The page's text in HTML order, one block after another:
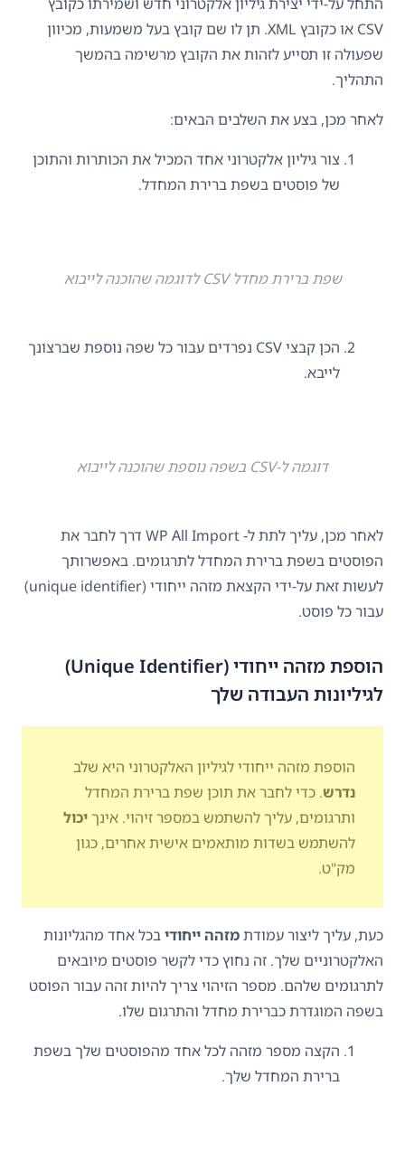
CSV או כקובץ XML. תן לו שם קובץ בעל משמעות, מכיוון
שפעולה זו תסייע לזהות את הקובץ מרשימה בהמשך
התהליך.
לאחר מכן, בצע את השלבים הבאים:
צור גיליון אלקטרוני אחד המכיל את הכותרות והתוכן
של פוסטים בשפת ברירת המחדל.
שפת ברירת מחדל CSV לדוגמה שהוכנה לייבוא
הכן קבצי CSV נפרדים עבור כל שפה נוספת שברצונך
לייבא.
דוגמה ל-CSV בשפה נוספת שהוכנה לייבוא
לאחר מכן, עליך לתת ל- WP All Import דרך לחבר את
הפוסטים בשפת ברירת המחדל לתרגומים. באפשרותך
לעשות זאת על-ידי הקצאת מזהה ייחודי (unique identifier)
עבור כל פוסט.
הוספת מזהה ייחודי (Unique Identifier)
לגיליונות העבודה שלך
הוספת מזהה ייחודי לגיליון האלקטרוני היא שלב
נדרש. כדי לחבר את תוכן שפת ברירת המחדל
ותרגומים, עליך להשתמש במספר זיהוי. אינךיכול
להשתמש בשדות מותאמים אישית אחרים, כגון
מק"ט.
כעת, עליך ליצור עמודתמזהה ייחודיבכל אחד מהגליונות
האלקטרוניים שלך. זה נחוץ כדי לקשר פוסטים מיובאים
לתרגומים שלהם. מספר הזיהוי צריך להיות זהה עבור הפוסט
בשפה המוגדרת כברירת מחדל והתרגום שלו.
הקצה מספר מזהה לכל אחד מהפוסטים שלך בשפת
ברירת המחדל שלך.